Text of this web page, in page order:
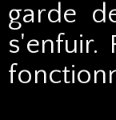
garde
s'enfuir.